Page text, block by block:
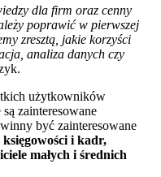
dla firm oraz cenny
poprawić w pierwszej
zresztą, jakie korzyści
analiza danych czy
użytkowników
zainteresowane
być zainteresowane
i kadr,
małych i średnich